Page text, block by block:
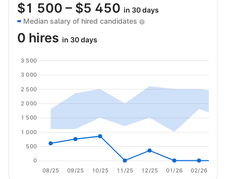
$1 500 – $5 450 in 30 days
Median salary of hired candidates
0 hires in 30 days
08/25 09/25 10/25 11/25 12/25 01/26 02/26
0
500
1 000
1 500
2 000
2 500
3 000
3 500